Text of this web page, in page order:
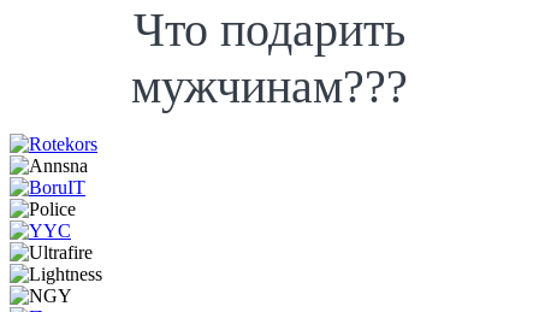
Что подарить
мужчинам???